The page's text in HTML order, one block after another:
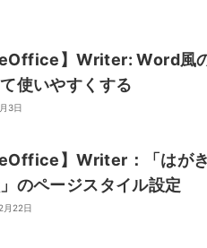
を含めてください（スパム対策）。
】Writer: Word風
使いやすくする
3日
】Writer：「はが
のページスタイル設定
月22日